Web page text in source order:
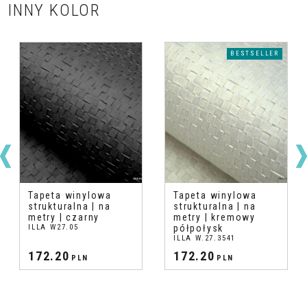
INNY KOLOR
Tapeta winylowa
strukturalna | na
metry | czarny
ILLA W27.05
172.20 PLN
BESTSELLER
Tapeta winylowa
strukturalna | na
metry | kremowy
półpołysk
ILLA W.27.3541
172.20 PLN